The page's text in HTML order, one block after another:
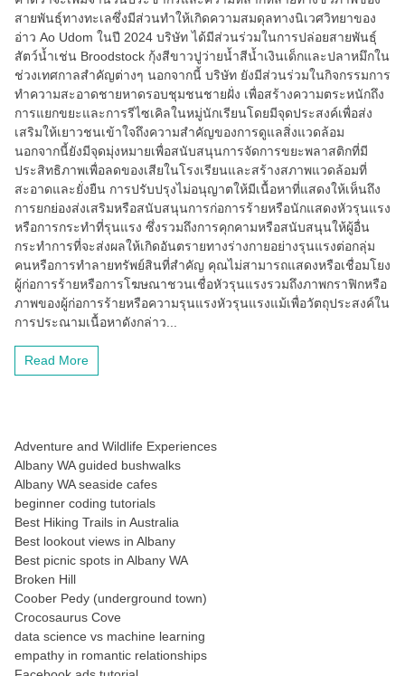
สายพันธุ์ทางทะเลซึ่งมีส่วนทำให้เกิดความสมดุลทางนิเวศวิทยาของ
อ่าว Ao Udom ในปี 2024 บริษัท ได้มีส่วนร่วมในการปล่อยสายพันธุ์
สัตว์น้ำเช่น Broodstock กุ้งสีขาวปูว่ายน้ำสีน้ำเงินเด็กและปลาหมึกใน
ช่วงเทศกาลสำคัญต่างๆ นอกจากนี้ บริษัท ยังมีส่วนร่วมในกิจกรรมการ
ทำความสะอาดชายหาดรอบชุมชนชายฝั่ง เพื่อสร้างความตระหนักถึง
การแยกขยะและการรีไซเคิลในหมู่นักเรียนโดยมีจุดประสงค์เพื่อส่ง
เสริมให้เยาวชนเข้าใจถึงความสำคัญของการดูแลสิ่งแวดล้อม
นอกจากนี้ยังมีจุดมุ่งหมายเพื่อสนับสนุนการจัดการขยะพลาสติกที่มี
ประสิทธิภาพเพื่อลดของเสียในโรงเรียนและสร้างสภาพแวดล้อมที่
สะอาดและยั่งยืน การปรับปรุงไม่อนุญาตให้มีเนื้อหาที่แสดงให้เห็นถึง
การยกย่องส่งเสริมหรือสนับสนุนการก่อการร้ายหรือนักแสดงหัวรุนแรง
หรือการกระทำที่รุนแรง ซึ่งรวมถึงการคุกคามหรือสนับสนุนให้ผู้อื่น
กระทำการที่จะส่งผลให้เกิดอันตรายทางร่างกายอย่างรุนแรงต่อกลุ่ม
คนหรือการทำลายทรัพย์สินที่สำคัญ คุณไม่สามารถแสดงหรือเชื่อมโยง
ผู้ก่อการร้ายหรือการโฆษณาชวนเชื่อหัวรุนแรงรวมถึงภาพกราฟิกหรือ
ภาพของผู้ก่อการร้ายหรือความรุนแรงหัวรุนแรงแม้เพื่อวัตถุประสงค์ใน
การประณามเนื้อหาดังกล่าว...
Read More
Adventure and Wildlife Experiences
Albany WA guided bushwalks
Albany WA seaside cafes
beginner coding tutorials
Best Hiking Trails in Australia
Best lookout views in Albany
Best picnic spots in Albany WA
Broken Hill
Coober Pedy (underground town)
Crocosaurus Cove
data science vs machine learning
empathy in romantic relationships